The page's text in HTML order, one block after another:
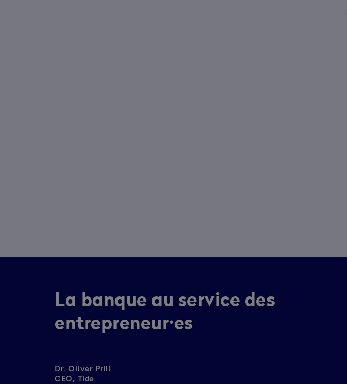
La banque au service des
entrepreneur⸱es
Dr. Oliver Prill
CEO, Tide